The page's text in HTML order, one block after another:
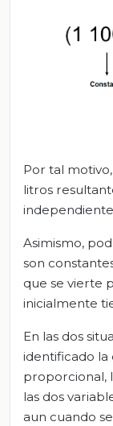
Por tal
litros
Asimismo,
son
que se vierte
inicialmente
En las dos
identificado la
proporcional,
las dos
aun cuando